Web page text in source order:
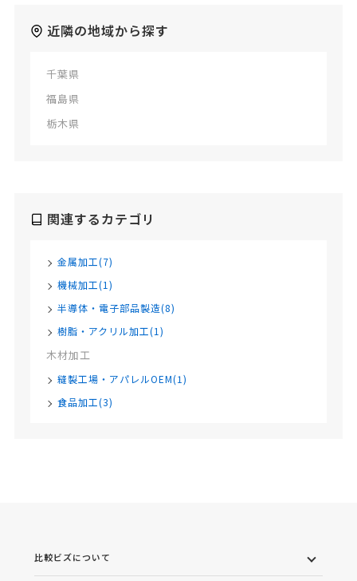
近隣の地域から探す
千葉県
福島県
栃木県
関連するカテゴリ
金属加工(7)
機械加工(1)
半導体・電子部品製造(8)
樹脂・アクリル加工(1)
木材加工
縫製工場・アパレルOEM(1)
食品加工(3)
比較ビズについて